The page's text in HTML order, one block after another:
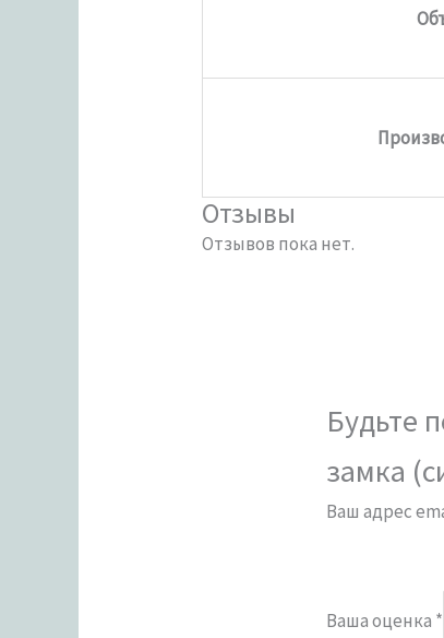
Отзывы
Отзывов пока нет.
Будьте
замка
Ваш адрес
Ваша оценка *